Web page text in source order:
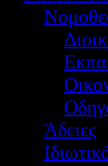
Άδειες